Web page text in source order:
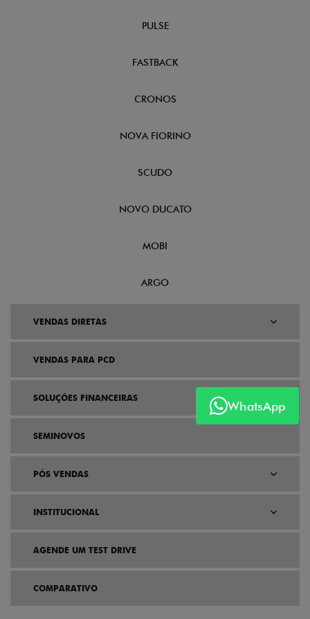
WhatsApp
PULSE
FASTBACK
CRONOS
NOVA FIORINO
SCUDO
NOVO DUCATO
MOBI
ARGO
VENDAS DIRETAS
VENDAS PARA PCD
SOLUÇÕES FINANCEIRAS
SEMINOVOS
PÓS VENDAS
INSTITUCIONAL
AGENDE UM TEST DRIVE
COMPARATIVO